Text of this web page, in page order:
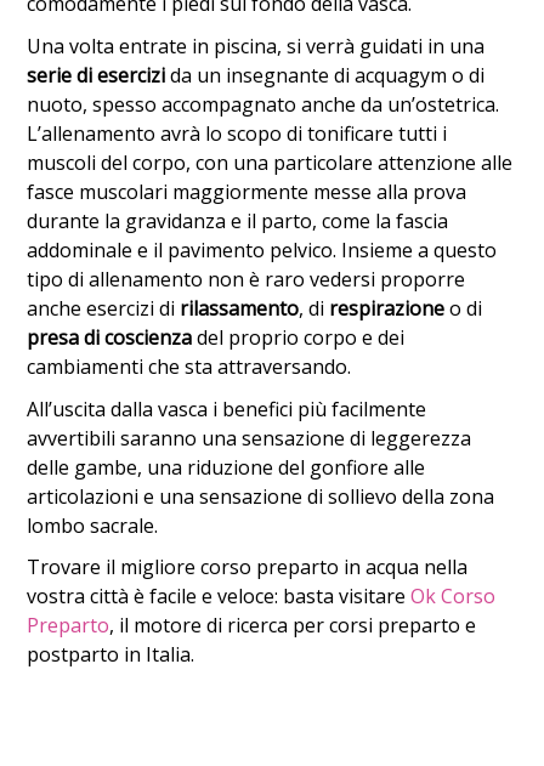
Una volta entrate in piscina, si verrà guidati in una
serie di esercizida un insegnante di acquagym o di
nuoto, spesso accompagnato anche da un’ostetrica.
L’allenamento avrà lo scopo di tonificare tutti i
muscoli del corpo, con una particolare attenzione alle
fasce muscolari maggiormente messe alla prova
durante la gravidanza e il parto, come la fascia
addominale e il pavimento pelvico. Insieme a questo
tipo di allenamento non è raro vedersi proporre
anche esercizi di rilassamento, di respirazioneo di
presa di coscienzadel proprio corpo e dei
cambiamenti che sta attraversando.
All’uscita dalla vasca i benefici più facilmente
avvertibili saranno una sensazione di leggerezza
delle gambe, una riduzione del gonfiore alle
articolazioni e una sensazione di sollievo della zona
lombo sacrale.
Trovare il migliore corso preparto in acqua nella
vostra città è facile e veloce: basta visitareOk Corso
Preparto, il motore di ricerca per corsi preparto e
postparto in Italia.